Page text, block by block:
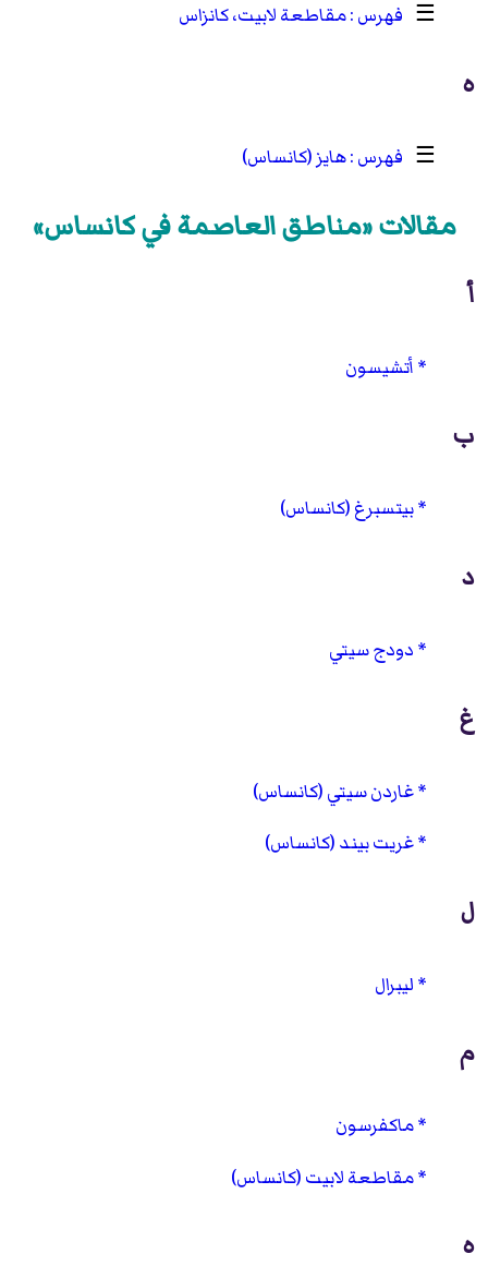
☰ مقاطعة لابيت، كانزاس
ه
☰ هايز (كانساس)
مقالات «مناطق العاصمة في كانساس»
أ
أتشيسون
ب
بيتسبرغ (كانساس)
د
دودج سيتي
غ
غاردن سيتي (كانساس)
غريت بيند (كانساس)
ل
ليبرال
م
ماكفرسون
مقاطعة لابيت (كانساس)
ه